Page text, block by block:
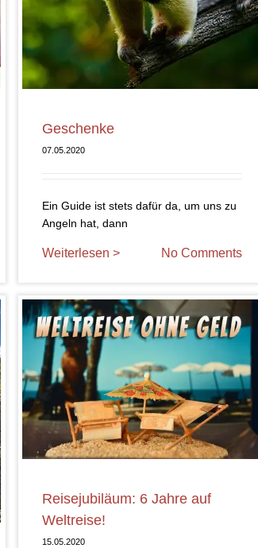
Geschenke
07.05.2020
Ein Guide ist stets dafür da, um uns zu
Angeln hat, dann
Weiterlesen > No Comments
Reisejubiläum: 6 Jahre auf
Weltreise!
15.05.2020